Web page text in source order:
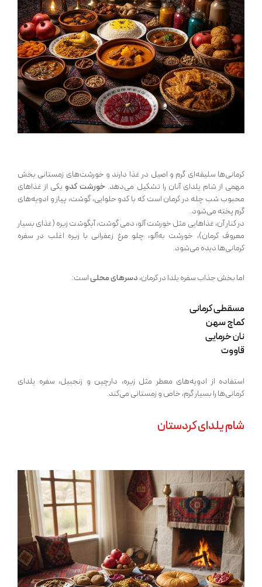
کرمانی‌ها سلیقه‌ای گرم و اصیل در غذا دارند و خورشت‌های زمستانی بخش
مهمی از شام یلدای آنان را تشکیل می‌دهد. خورشت کدویکی از غذاهای
محبوب شب چله در کرمان است که با کدو حلوایی، گوشت، پیاز و ادویه‌های
گرم پخته می‌شود.
در کنار آن، غذاهایی مثل خورشت آلو، دمی گوشت، آبگوشت زیره (غذای بسیار
معروف کرمان)، خورشت به‌آلو، چلو مرغ زعفرانی با زیره اغلب در سفره
کرمانی‌ها دیده می‌شود.
اما بخش جذاب سفره یلدا در کرمان،دسرهای محلیاست:
مسقطی کرمانی
کماچ سهن
نان خرمایی
قاووت
استفاده از ادویه‌های معطر مثل زیره، دارچین و زنجبیل، سفره یلدای
کرمانی‌ها را بسیار گرم، خاص و زمستانی می‌کند.
شام یلدای کردستان